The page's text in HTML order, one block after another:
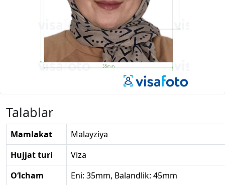
Talablar
Mamlakat
Malayziya
Hujjat turi
Viza
O‘lcham
Eni: 35mm, Balandlik: 45mm